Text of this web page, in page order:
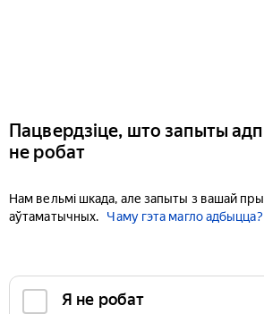
Пацвердзіце, што запыты
не робат
Нам вельмі шкада, але запыты з вашай
аўтаматычных.
Чаму гэта магло адбыцца?
Я не робат